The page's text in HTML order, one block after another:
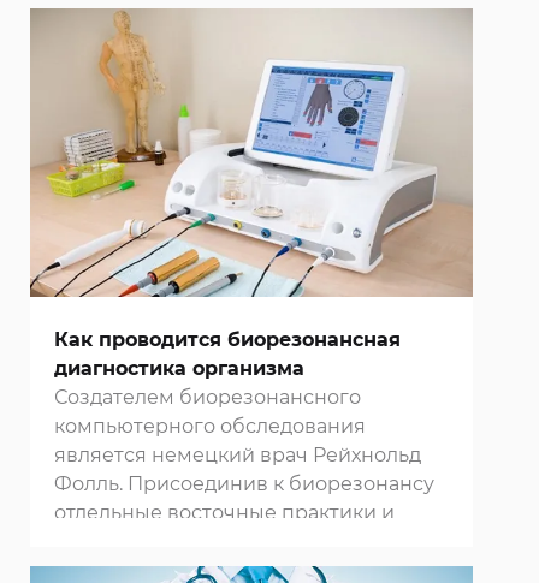
обращайтесь в нашуклинику в
Москве.
Как проводится биорезонансная
диагностика организма
Создателем биорезонансного
компьютерного обследования
является немецкий врач Рейхнольд
Фолль. Присоединив к биорезонансу
отдельные восточные практики и
электропунктурой диагностики и